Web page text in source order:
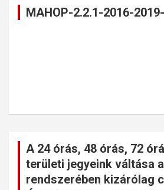
MAHOP-2.2.1-2016-
A 24 órás, 48 órás, 72
területi jegyeink váltása a
rendszerében kizárólag